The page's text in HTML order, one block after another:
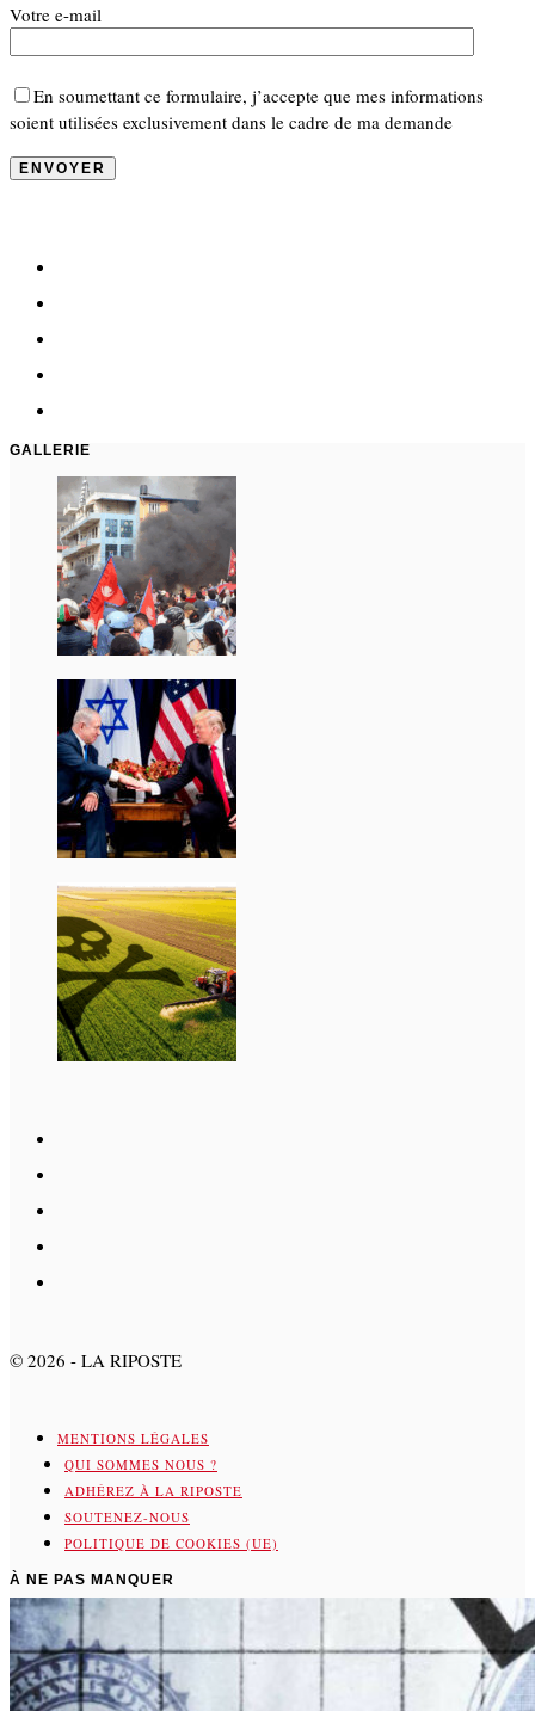
Votre e-mail
En soumettant ce formulaire, j’accepte que mes informations
soient utilisées exclusivement dans le cadre de ma demande
GALLERIE
© 2026 - LA RIPOSTE
MENTIONS LÉGALES
QUI SOMMES NOUS ?
ADHÉREZ À LA RIPOSTE
SOUTENEZ-NOUS
POLITIQUE DE COOKIES (UE)
À NE PAS MANQUER